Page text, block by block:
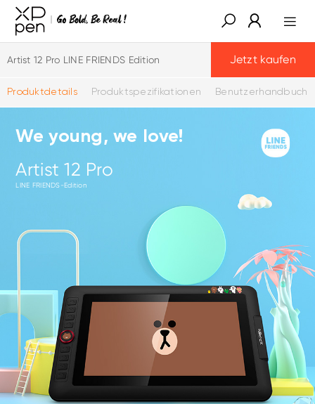
Artist 12 Pro LINE FRIENDS Edition
Produktdetails Produktspezifikationen Benutzerhandbuch
Jetzt kaufen
We young, we love!
Artist 12 Pro
LINE FRIENDS-Edition